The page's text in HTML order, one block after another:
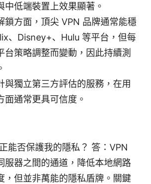
中低端裝置上效果顯著。
鎖方面，頂尖 VPN 品牌通常能穩
、Disney+、Hulu 等平台，但每
台策略調整而變動，因此持續測
與獨立第三方評估的服務，在用
面通常更具可信度。
能否保護我的隱私？ 答：VPN
服器之間的通道，降低本地網路
，但並非萬能的隱私盾牌。關鍵